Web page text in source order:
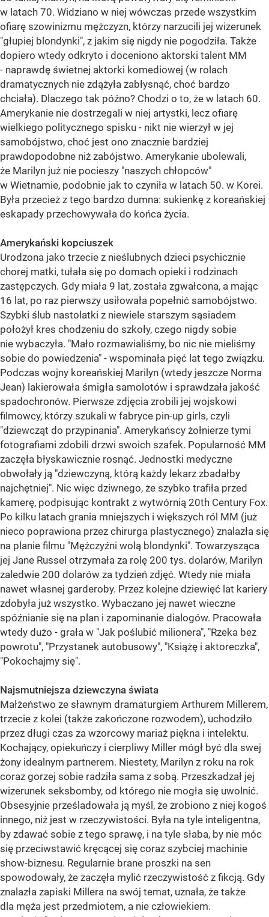
w latach 70. Widziano w niej wówczas przede wszystkim
ofiarę szowinizmu mężczyzn, którzy narzucili jej wizerunek
"głupiej blondynki", z jakim się nigdy nie pogodziła. Także
dopiero wtedy odkryto i doceniono aktorski talent MM
- naprawdę świetnej aktorki komediowej (w rolach
dramatycznych nie zdążyła zabłysnąć, choć bardzo
chciała). Dlaczego tak późno? Chodzi o to, że w latach 60.
Amerykanie nie dostrzegali w niej artystki, lecz ofiarę
wielkiego politycznego spisku - nikt nie wierzył w jej
samobójstwo, choć jest ono znacznie bardziej
prawdopodobne niż zabójstwo. Amerykanie ubolewali,
że Marilyn już nie pocieszy "naszych chłopców"
w Wietnamie, podobnie jak to czyniła w latach 50. w Korei.
Była przecież z tego bardzo dumna: sukienkę z koreańskiej
eskapady przechowywała do końca życia.
Amerykański kopciuszek
Urodzona jako trzecie z nieślubnych dzieci psychicznie
chorej matki, tułała się po domach opieki i rodzinach
zastępczych. Gdy miała 9 lat, została zgwałcona, a mając
16 lat, po raz pierwszy usiłowała popełnić samobójstwo.
Szybki ślub nastolatki z niewiele starszym sąsiadem
położył kres chodzeniu do szkoły, czego nigdy sobie
nie wybaczyła. "Mało rozmawialiśmy, bo nic nie mieliśmy
sobie do powiedzenia" - wspominała pięć lat tego związku.
Podczas wojny koreańskiej Marilyn (wtedy jeszcze Norma
Jean) lakierowała śmigła samolotów i sprawdzała jakość
spadochronów. Pierwsze zdjęcia zrobili jej wojskowi
filmowcy, którzy szukali w fabryce pin-up girls, czyli
"dziewcząt do przypinania". Amerykańscy żołnierze tymi
fotografiami zdobili drzwi swoich szafek. Popularność MM
zaczęła błyskawicznie rosnąć. Jednostki medyczne
obwołały ją "dziewczyną, którą każdy lekarz zbadałby
najchętniej". Nic więc dziwnego, że szybko trafiła przed
kamerę, podpisując kontrakt z wytwórnią 20th Century Fox.
Po kilku latach grania mniejszych i większych ról MM (już
nieco poprawiona przez chirurga plastycznego) znalazła się
na planie filmu "Mężczyźni wolą blondynki". Towarzysząca
jej Jane Russel otrzymała za rolę 200 tys. dolarów, Marilyn
zaledwie 200 dolarów za tydzień zdjęć. Wtedy nie miała
nawet własnej garderoby. Przez kolejne dziewięć lat kariery
zdobyła już wszystko. Wybaczano jej nawet wieczne
spóźnianie się na plan i zapominanie dialogów. Pracowała
wtedy dużo - grała w "Jak poślubić milionera", "Rzeka bez
powrotu", "Przystanek autobusowy", "Książę i aktoreczka",
"Pokochajmy się".
Najsmutniejsza dziewczyna świata
Małżeństwo ze sławnym dramaturgiem Arthurem Millerem,
trzecie z kolei (także zakończone rozwodem), uchodziło
przez długi czas za wzorcowy mariaż piękna i intelektu.
Kochający, opiekuńczy i cierpliwy Miller mógł być dla swej
żony idealnym partnerem. Niestety, Marilyn z roku na rok
coraz gorzej sobie radziła sama z sobą. Przeszkadzał jej
wizerunek seksbomby, od którego nie mogła się uwolnić.
Obsesyjnie prześladowała ją myśl, że zrobiono z niej kogoś
innego, niż jest w rzeczywistości. Była na tyle inteligentna,
by zdawać sobie z tego sprawę, i na tyle słaba, by nie móc
się przeciwstawić kręcącej się coraz szybciej machinie
show-biznesu. Regularnie brane proszki na sen
spowodowały, że zaczęła mylić rzeczywistość z fikcją. Gdy
znalazła zapiski Millera na swój temat, uznała, że także
dla męża jest przedmiotem, a nie człowiekiem.